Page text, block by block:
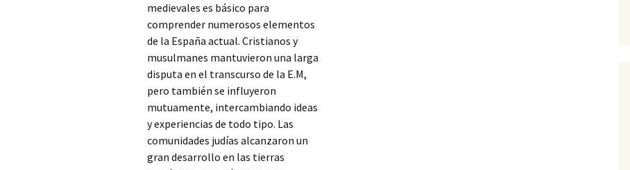
medievales es básico para
comprender numerosos elementos
de la España actual. Cristianos y
musulmanes mantuvieron una larga
disputa en el transcurso de la E.M,
pero también se influyeron
mutuamente, intercambiando ideas
y experiencias de todo tipo. Las
comunidades judías alcanzaron un
gran desarrollo en las tierras